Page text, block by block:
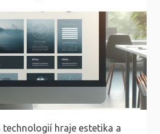
hraje estetika a